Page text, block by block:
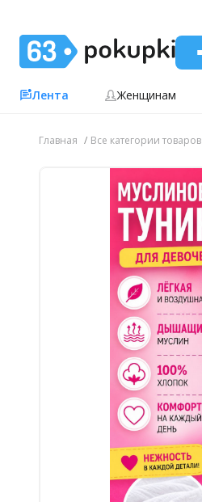
Лента Женщинам
Главная Все категории товаров